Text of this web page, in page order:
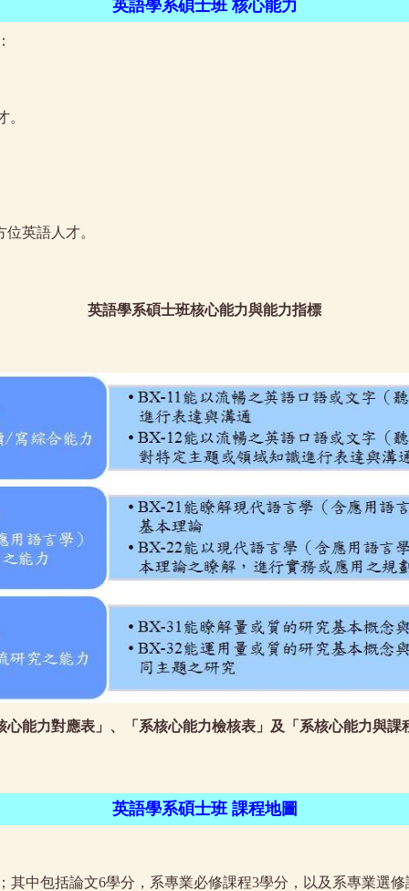
英語學系碩士班 核心能力
。
英語人才。
英語學系碩士班核心能力與能力指標
心能力對應表」、「系核心能力檢核表」及「系核心能力與課
英語學系碩士班 課程地圖
中包括論文6學分，系專業必修課程3學分，以及系專業選修